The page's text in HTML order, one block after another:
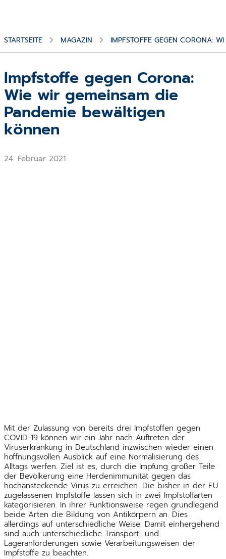
STARTSEITE MAGAZIN IMPFSTOFFE GEGEN CORONA:
Impfstoffe gegen Corona:
Wie wir gemeinsam die
Pandemie bewältigen
können
24. Februar 2021
Mit der Zulassung von bereits drei Impfstoffen gegen
COVID-19 können wir ein Jahr nach Auftreten der
Viruserkrankung in Deutschland inzwischen wieder einen
hoffnungsvollen Ausblick auf eine Normalisierung des
Alltags werfen. Ziel ist es, durch die Impfung großer Teile
der Bevölkerung eine Herdenimmunität gegen das
hochansteckende Virus zu erreichen. Die bisher in der EU
zugelassenen Impfstoffe lassen sich in zwei Impfstoffarten
kategorisieren. In ihrer Funktionsweise regen grundlegend
beide Arten die Bildung von Antikörpern an. Dies
allerdings auf unterschiedliche Weise. Damit einhergehend
sind auch unterschiedliche Transport- und
Lageranforderungen sowie Verarbeitungsweisen der
Impfstoffe zu beachten.